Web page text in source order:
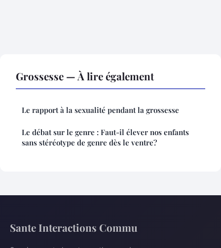
Grossesse — À lire également
Le rapport à la sexualité pendant la grossesse
Le débat sur le genre : Faut-il élever nos enfants
sans stéréotype de genre dès le ventre?
Sante Interactions Commu